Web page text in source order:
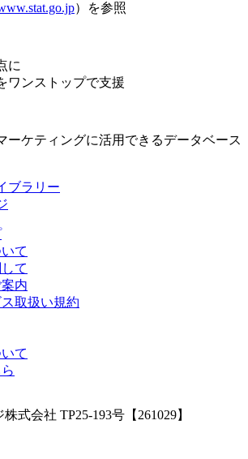
）を参照
に
ワンストップで支援
ーケティングに活用できるデータベース
て
て
内
取扱い規約
て
式会社 TP25-193号【261029】